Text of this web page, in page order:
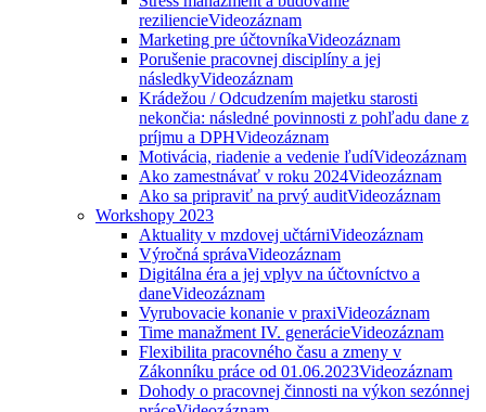
reziliencieVideozáznam
Marketing pre účtovníkaVideozáznam
Porušenie pracovnej disciplíny a jej
následkyVideozáznam
Krádežou / Odcudzením majetku starosti
nekončia: následné povinnosti z pohľadu dane z
príjmu a DPHVideozáznam
Motivácia, riadenie a vedenie ľudíVideozáznam
Ako zamestnávať v roku 2024Videozáznam
Ako sa pripraviť na prvý auditVideozáznam
Workshopy 2023
Aktuality v mzdovej učtárniVideozáznam
Výročná správaVideozáznam
Digitálna éra a jej vplyv na účtovníctvo a
daneVideozáznam
Vyrubovacie konanie v praxiVideozáznam
Time manažment IV. generácieVideozáznam
Flexibilita pracovného času a zmeny v
Zákonníku práce od 01.06.2023Videozáznam
Dohody o pracovnej činnosti na výkon sezónnej